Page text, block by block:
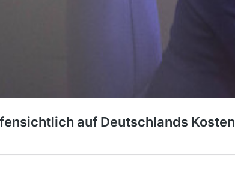
auf Deutschlands Kosten